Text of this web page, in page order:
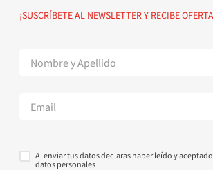
Suscribete al Newsletter
Superintendencia de Industria y Comercio
¡SUSCRÍBETE AL NEWSLETTER Y RECIBE
Al enviar tus datos declaras haber leído y
datos personales